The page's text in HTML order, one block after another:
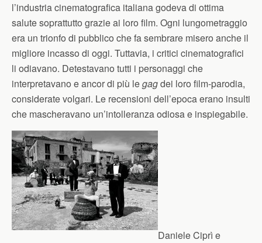
l’industria cinematografica italiana godeva di ottima
salute soprattutto grazie ai loro film. Ogni lungometraggio
era un trionfo di pubblico che fa sembrare misero anche il
migliore incasso di oggi. Tuttavia, i critici cinematografici
li odiavano. Detestavano tutti i personaggi che
interpretavano e ancor di più legagdei loro film-parodia,
considerate volgari. Le recensioni dell’epoca erano insulti
che mascheravano un’intolleranza odiosa e inspiegabile.
Daniele Ciprì e